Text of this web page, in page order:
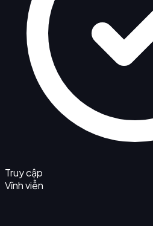
Truy cập
Vĩnh viễn